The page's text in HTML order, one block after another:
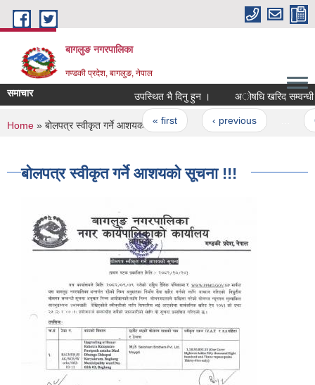
Skip to main content
बागलुङ नगरपालिका
गण्डकी प्रदेश, बागलुङ, नेपाल
समाचार उपस्थित भै दिनु हुन । अोषधि खरिद सम्वन्धी
Pages
« first ‹ previous 62
You are here
Home » बोलपत्र स्वीकृत गर्ने आशयको सूचना !!!
बोलपत्र स्वीकृत गर्ने आशयको सूचना !!!